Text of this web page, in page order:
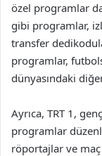
özel programlar
gibi programlar,
transfer
programlar,
dünyasındaki
Ayrıca, TRT 1,
programlar
röportajlar ve